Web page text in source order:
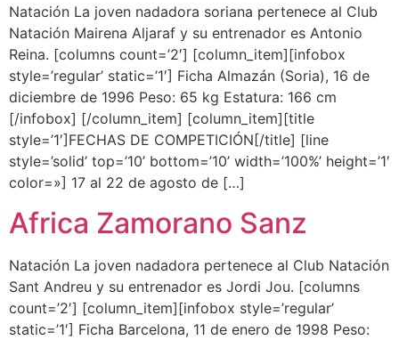
Natación La joven nadadora soriana pertenece al Club
Natación Mairena Aljaraf y su entrenador es Antonio
Reina. [columns count=’2′] [column_item][infobox
style=’regular’ static=’1′] Ficha Almazán (Soria), 16 de
diciembre de 1996 Peso: 65 kg Estatura: 166 cm
[/infobox] [/column_item] [column_item][title
style=’1′]FECHAS DE COMPETICIÓN[/title] [line
style=’solid’ top=’10’ bottom=’10’ width=’100%’ height=’1′
color=»] 17 al 22 de agosto de […]
Africa Zamorano Sanz
Natación La joven nadadora pertenece al Club Natación
Sant Andreu y su entrenador es Jordi Jou. [columns
count=’2′] [column_item][infobox style=’regular’
static=’1′] Ficha Barcelona, 11 de enero de 1998 Peso: